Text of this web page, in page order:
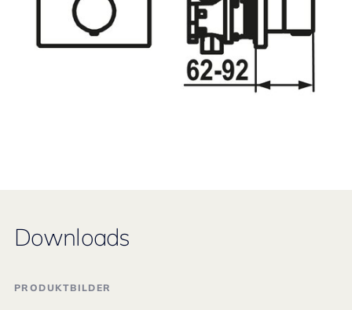
Downloads
PRODUKTBILDER